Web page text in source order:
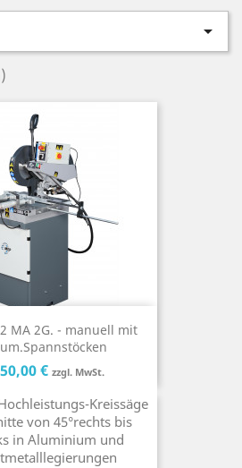

MA 2G. - manuell mit
€ zzgl. MwSt.Preis
Kreissäge
von 45°rechts bis
in Aluminium und